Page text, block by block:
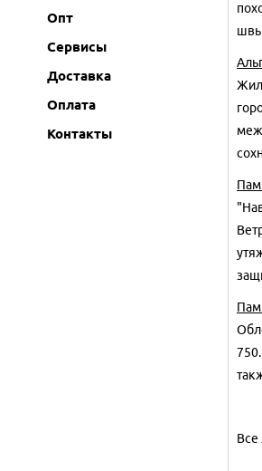
швы
Все
Опт
Сервисы
Доставка
Оплата
Контакты